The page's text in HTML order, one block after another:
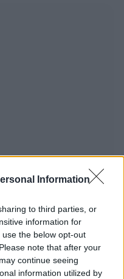
Information
to third parties, or
information for
the below opt-out
note that after your
continue seeing
information utilized by